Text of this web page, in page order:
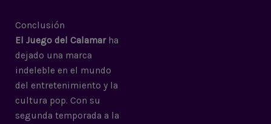
Conclusión
El Juego del Calamarha
dejado una marca
indeleble en el mundo
del entretenimiento y la
cultura pop. Con su
segunda temporada a la